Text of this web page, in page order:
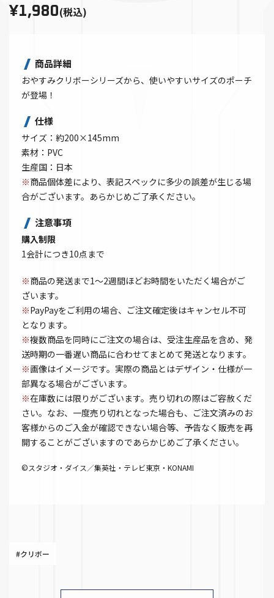
¥1,980(税込)
商品詳細
おやすみクリボーシリーズから、使いやすいサイズのポーチ
が登場！
仕様
サイズ：約200×145mm
素材：PVC
生産国：日本
※商品個体差により、表記スペックに多少の誤差が生じる場
合がございます。あらかじめご了承ください。
注意事項
購入制限
1会計につき10点まで
※商品の発送まで1～2週間ほどお時間をいただく場合がご
ざいます。
※PayPayをご利用の場合、ご注文確定後はキャンセル不可
となります。
※複数商品を同時にご注文の場合は、受注生産品を含め、発
送時期の一番遅い商品に合わせてまとめて発送となります。
※画像はイメージです。実際の商品とはデザイン・仕様が一
部異なる場合がございます。
※在庫数には限りがございます。売り切れの際はご容赦くだ
さい。なお、一度売り切れとなった場合も、ご注文済みのお
客様からのご入金が確認できない場合等、予告なく販売を再
開することがございますのであらかじめご了承ください。
©スタジオ・ダイス／集英社・テレビ東京・KONAMI
#クリボー